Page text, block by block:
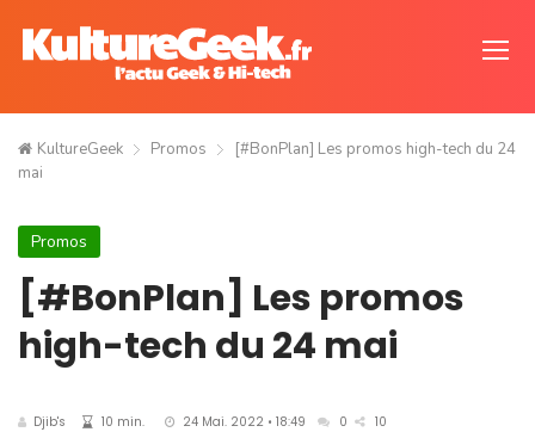
KultureGeek Promos
[#BonPlan] Les promos high-tech du 24
mai
Promos
[#BonPlan] Les promos
high-tech du 24 mai
Djib's 10 min. 24 Mai. 2022 • 18:49 0 10